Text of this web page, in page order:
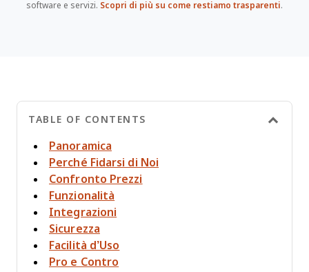
software e servizi. Scopri di più su come restiamo trasparenti.
TABLE OF CONTENTS
Panoramica
Perché Fidarsi di Noi
Confronto Prezzi
Funzionalità
Integrazioni
Sicurezza
Facilità d’Uso
Pro e Contro